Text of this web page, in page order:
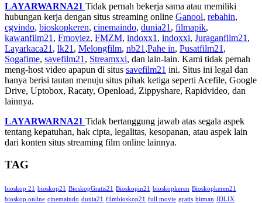
LAYARWARNA21 Tidak pernah bekerja sama atau memiliki
hubungan kerja dengan situs streaming online Ganool, rebahin,
cgvindo, bioskopkeren, cinemaindo, dunia21 , filmapik,
kawanfilm21 , Fmoviez, FMZM, indoxx1 , indoxxi, Juraganfilm21 ,
Layarkaca21 , lk21 , Melongfilm, nb21 ,Pahe in, Pusatfilm21 ,
Sogafime, savefilm21 , Streamxxi, dan lain-lain. Kami tidak pernah
meng-host video apapun di situs savefilm21 ini. Situs ini legal dan
hanya berisi tautan menuju situs pihak ketiga seperti Acefile, Google
Drive, Uptobox, Racaty, Openload, Zippyshare, Rapidvideo, dan
lainnya.
LAYARWARNA21 Tidak bertanggung jawab atas segala aspek
tentang kepatuhan, hak cipta, legalitas, kesopanan, atau aspek lain
dari konten situs streaming film online lainnya.
TAG
bioskop 21 bioskop21 BioskopGratis21 Bioskopin21 bioskopkeren Bioskopkeren21
bioskop online cinemaindo dunia21 filmbioskop21 full movie gratis hitman IDLIX